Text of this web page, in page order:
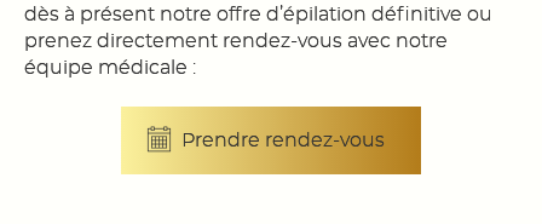
dès à présent notre offre d’épilation définitive ou
prenez directement rendez-vous avec notre
équipe médicale :
Prendre rendez-vous